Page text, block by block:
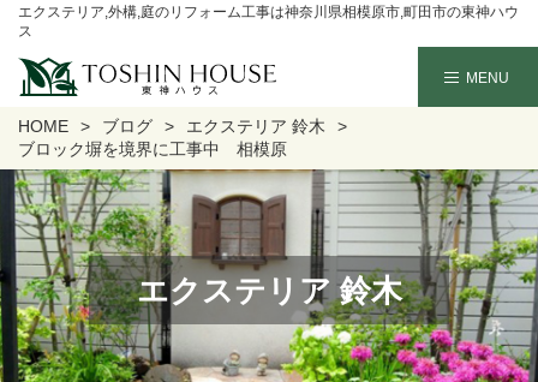
エクステリア,外構,庭のリフォーム工事は神奈川県相模原市,町田市の東神ハウ
ス
HOME ブログ
エクステリア 鈴木
ブロック塀を境界に工事中 相模原
エクステリア 鈴木